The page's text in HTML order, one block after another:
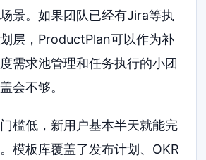
景。如果团队已经有Jira等执
层，ProductPlan可以作为补
需求池管理和任务执行的小团
会不够。
门槛低，新用户基本半天就能完
模板库覆盖了发布计划、OKR